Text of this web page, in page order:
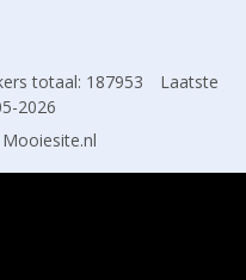
totaal: 187953
Laatste
2026
Mooiesite.nl